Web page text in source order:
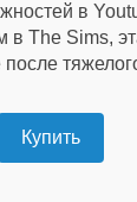
в
в The Sims,
Купить